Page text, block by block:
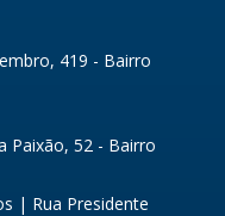
419 - Bairro
Paixão, 52 - Bairro
| Rua Presidente